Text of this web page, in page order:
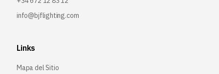
info@bjflighting.com
Links
Mapa del Sitio